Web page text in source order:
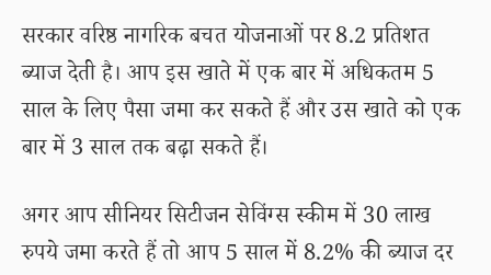
सरकार वरिष्ठ नागरिक बचत योजनाओं पर 8.2 प्रतिशत
ब्याज देती है। आप इस खाते में एक बार में अधिकतम 5
साल के लिए पैसा जमा कर सकते हैं और उस खाते को एक
बार में 3 साल तक बढ़ा सकते हैं।
अगर आप सीनियर सिटीजन सेविंग्स स्कीम में 30 लाख
रुपये जमा करते हैं तो आप 5 साल में 8.2% की ब्याज दर